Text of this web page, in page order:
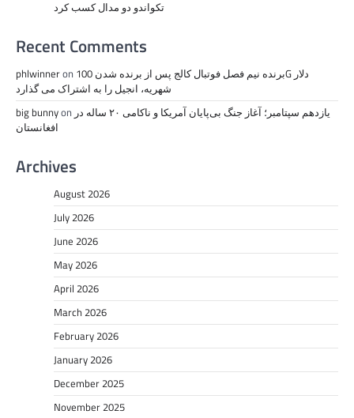
تکواندو دو مدال کسب کرد
Recent Comments
phlwinneron برنده نیم فصل فوتبال کالج پس از برنده شدن 100G دلار
شهریه، انجیل را به اشتراک می گذارد
big bunnyon یازدهم سپتامبر؛ آغاز جنگ بی‌پایان آمریکا و ناکامی ۲۰ ساله در
افغانستان
Archives
August 2026
July 2026
June 2026
May 2026
April 2026
March 2026
February 2026
January 2026
December 2025
November 2025